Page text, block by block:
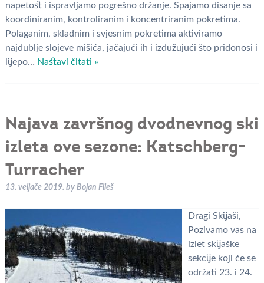
napetost i ispravljamo pogrešno držanje. Spajamo disanje sa
koordiniranim, kontroliranim i koncentriranim pokretima.
Polaganim, skladnim i svjesnim pokretima aktiviramo
najdublje slojeve mišića, jačajući ih i izdužujući što pridonosi i
lijepo… Nastavi čitati »
Najava završnog dvodnevnog ski
izleta ove sezone: Katschberg-
Turracher
13. veljače 2019. by Bojan Fileš
Dragi Skijaši,
Pozivamo vas na
izlet skijaške
sekcije koji će se
održati 23. i 24.